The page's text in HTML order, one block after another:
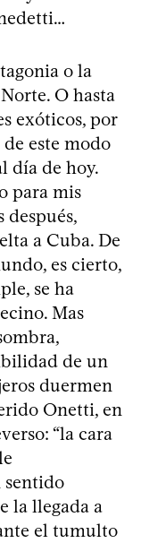
o la
O hasta
exóticos, por
este modo
día de hoy.
para mis
después,
a Cuba. De
es cierto,
se ha
Mas
de un
duermen
Onetti, en
“la cara
sentido
la llegada a
el tumulto